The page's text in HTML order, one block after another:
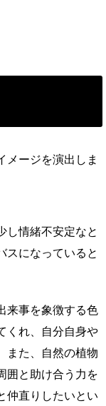
メージを演出しま
し情緒不安定なと
スになっていると
来事を象徴する色
くれ、自分自身や
また、自然の植物
囲と助け合う力を
仲直りしたいとい